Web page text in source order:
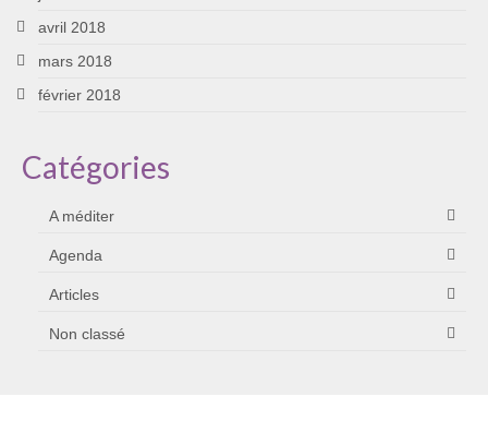
avril 2018
mars 2018
février 2018
Catégories
A méditer
Agenda
Articles
Non classé